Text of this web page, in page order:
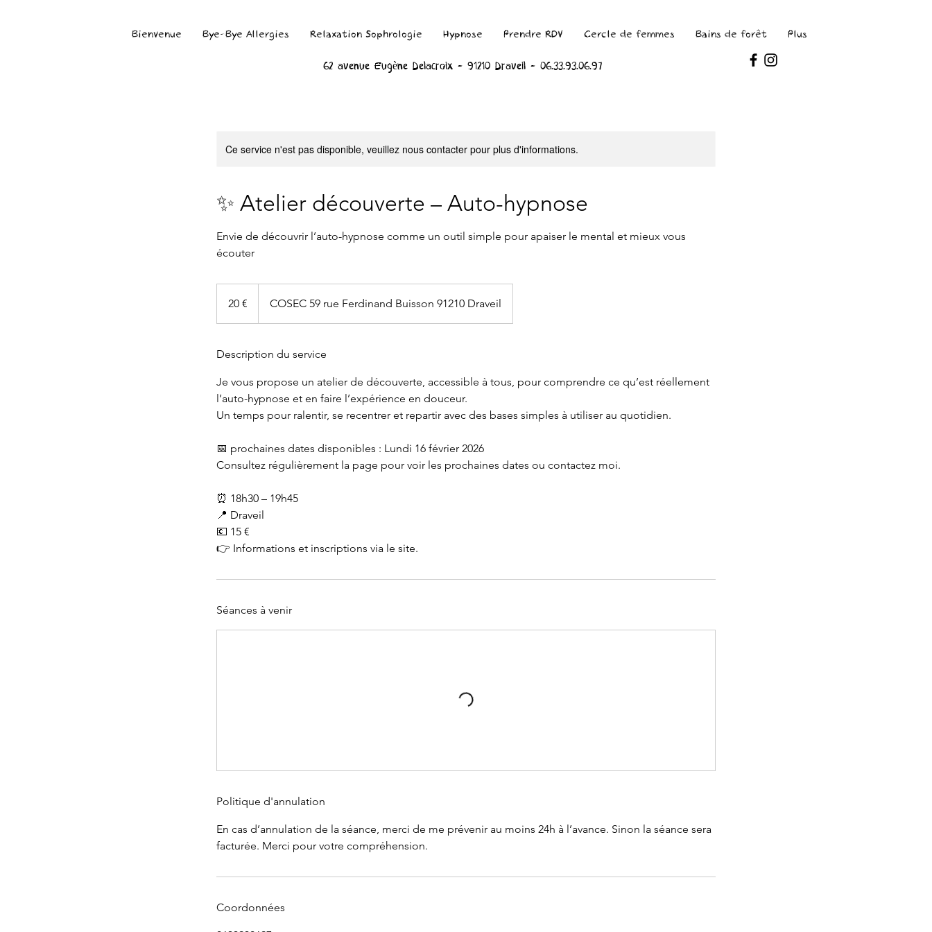
Bienvenue Bye-Bye Allergies Relaxation Sophrologie Hypnose Prendre RDV Cercle de femmes Bains de forêt Plus
62 avenue Eugène Delacroix - 91210 Draveil - 06.33.93.06.97
Ce service n'est pas disponible, veuillez nous contacter pour plus d'informations.
✨ Atelier découverte – Auto-hypnose
Envie de découvrir l’auto-hypnose comme un outil simple pour apaiser le mental et mieux vous
écouter
20 € COSEC 59 rue Ferdinand Buisson 91210 Draveil
Description du service
Je vous propose un atelier de découverte, accessible à tous, pour comprendre ce qu’est réellement
l’auto-hypnose et en faire l’expérience en douceur.
Un temps pour ralentir, se recentrer et repartir avec des bases simples à utiliser au quotidien.
📅 prochaines dates disponibles : Lundi 16 février 2026
Consultez régulièrement la page pour voir les prochaines dates ou contactez moi.
⏰ 18h30 – 19h45
📍 Draveil
💶 15 €
Séances à venir
Politique d'annulation
En cas d’annulation de la séance, merci de me prévenir au moins 24h à l’avance. Sinon la séance sera
facturée. Merci pour votre compréhension.
Coordonnées